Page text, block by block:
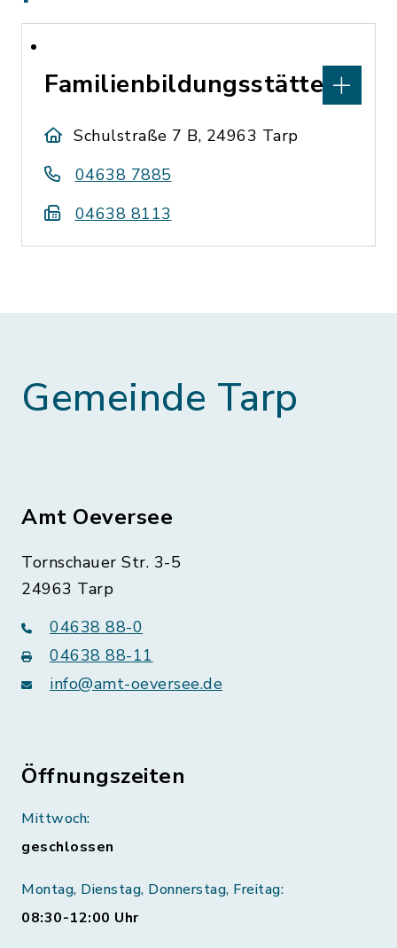
Familienbildungsstätte
Schulstraße 7 B, 24963 Tarp
04638 7885
04638 8113
Gemeinde Tarp
Amt Oeversee
Tornschauer Str. 3-5
24963 Tarp
04638 88-0
04638 88-11
info@amt-oeversee.de
Öffnungszeiten
Mittwoch:
geschlossen
Montag, Dienstag, Donnerstag, Freitag:
08:30-12:00 Uhr